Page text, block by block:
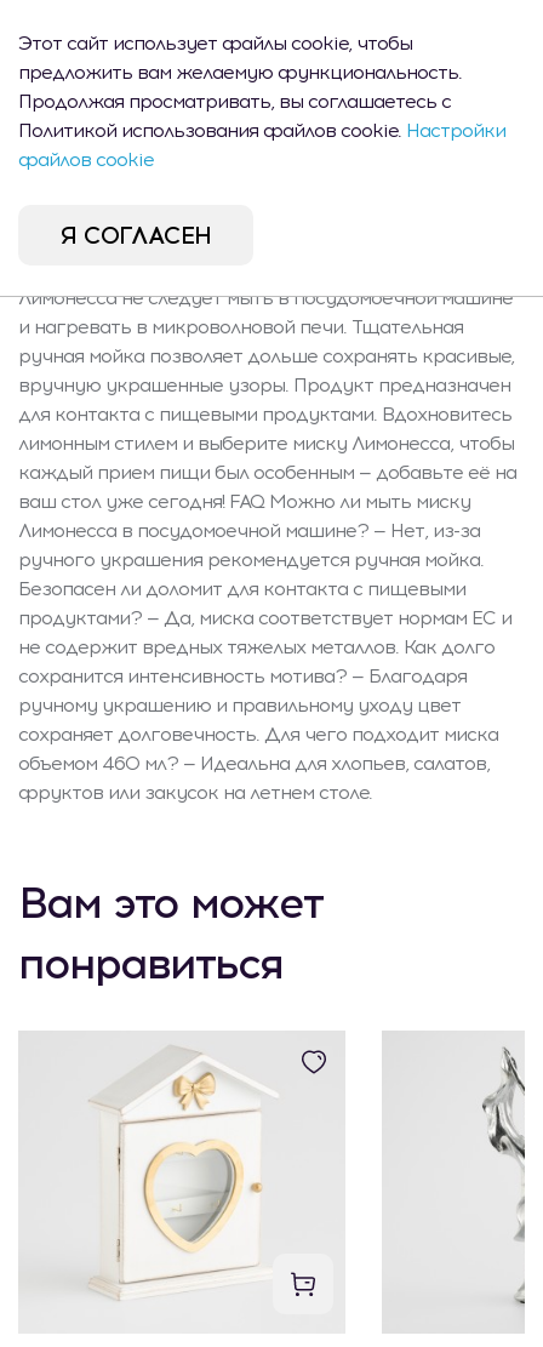
подарка. Прекрасно сочетается с другими
элементами из серии Лимонесса, позволяя создать
гармоничное и стильное оформление стола в стиле
летнего настроения или натуральном. Характеристики
и содержание Набор включает одну миску Лимонесса:
идеально подходит для повседневного использования,
Лимонесса не следует мыть в посудомоечной машине
и нагревать в микроволновой печи. Тщательная
ручная мойка позволяет дольше сохранять красивые,
вручную украшенные узоры. Продукт предназначен
для контакта с пищевыми продуктами. Вдохновитесь
лимонным стилем и выберите миску Лимонесса, чтобы
каждый прием пищи был особенным — добавьте её на
ваш стол уже сегодня! FAQ Можно ли мыть миску
Лимонесса в посудомоечной машине? — Нет, из-за
ручного украшения рекомендуется ручная мойка.
Безопасен ли доломит для контакта с пищевыми
продуктами? — Да, миска соответствует нормам ЕС и
не содержит вредных тяжелых металлов. Как долго
сохранится интенсивность мотива? — Благодаря
ручному украшению и правильному уходу цвет
сохраняет долговечность. Для чего подходит миска
объемом 460 мл? — Идеальна для хлопьев, салатов,
фруктов или закусок на летнем столе.
Вам это может
понравиться
Этот сайт использует файлы cookie, чтобы
предложить вам желаемую функциональность.
Продолжая просматривать, вы соглашаетесь с
Политикой использования файлов cookie. Настройки
файлов cookie
Я СОГЛАСЕН